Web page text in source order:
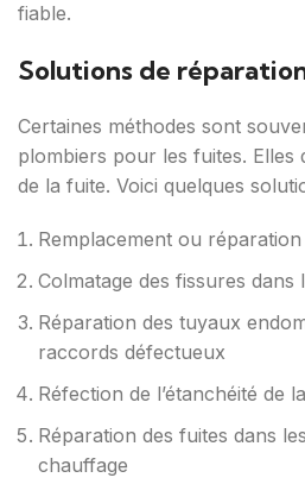
fiable.
Solutions de
Certaines méthodes sont
plombiers pour les fuites. Elles
de la fuite. Voici quelques
Remplacement ou
Colmatage des fissures dans
Réparation des tuyaux
raccords défectueux
Réfection de l’étanchéité de
Réparation des fuites dans
chauffage